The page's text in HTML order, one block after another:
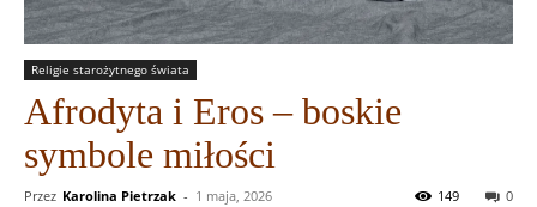
Religie starożytnego świata
Afrodyta i Eros – boskie
symbole miłości
Przez Karolina Pietrzak - 1 maja, 2026 0
149